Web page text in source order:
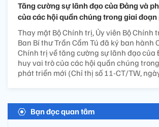
Tăng cường sự lãnh đạo của Đảng và
của các hội quần chúng trong giai
Thay mặt Bộ Chính trị, Ủy viên Bộ Chính
Ban Bí thư Trần Cẩm Tú đã ký ban hành
Chính trị về tăng cường sự lãnh đạo của
huy vai trò của các hội quần chúng
phát triển mới (Chỉ thị số 11-CT/TW,
Bạn đọc quan tâm